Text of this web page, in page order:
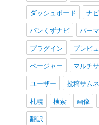
ダッシュボード
ナ
パンくずナビ
パー
プラグイン
プレビ
ページャー
マルチ
ユーザー
投稿サム
札幌
検索 画像
翻訳